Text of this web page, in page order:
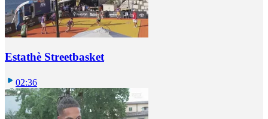
Estathè Streetbasket
02:36